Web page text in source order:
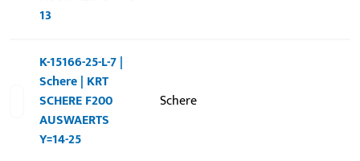
13
K-15166-25-L-7 |
Schere | KRT
SCHERE F200
AUSWAERTS
Y=14-25
Schere